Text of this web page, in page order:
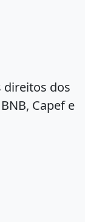
direitos dos
Capef e